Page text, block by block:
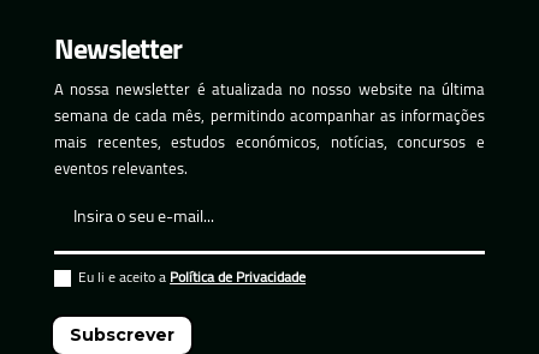
Newsletter
A nossa newsletter é atualizada no nosso website na última
semana de cada mês, permitindo acompanhar as informações
mais recentes, estudos económicos, notícias, concursos e
eventos relevantes.
Eu li e aceito aPolítica de Privacidade
Subscrever